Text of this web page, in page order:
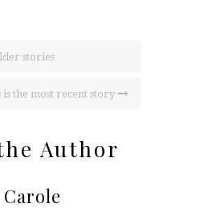
stories
is the most recent story
Author
Carole